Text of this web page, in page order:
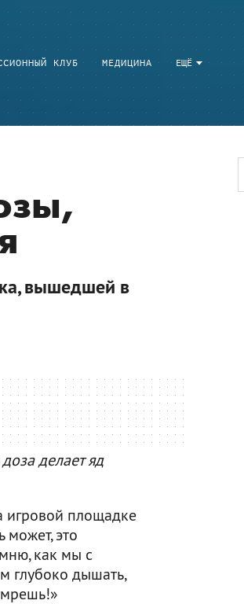
ЕЩЁ
КЛУБ МЕДИЦИНА
вышедшей в
делает яд
игровой площадке
может, это
как мы с
глубоко дышать,